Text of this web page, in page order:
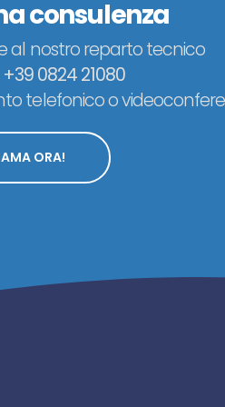
consulenza
al nostro reparto tecnico
+39 0824 21080
telefonico o
ORA!